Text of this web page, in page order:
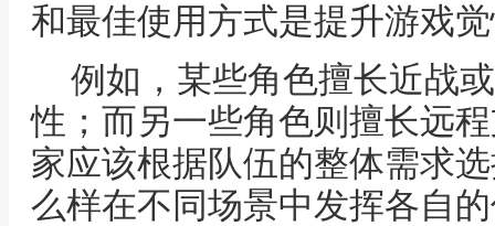
和最佳使用方式是提升游戏
例如，某些角色擅长近战
性；而另一些角色则擅长远
家应该根据队伍的整体需求
么样在不同场景中发挥各自